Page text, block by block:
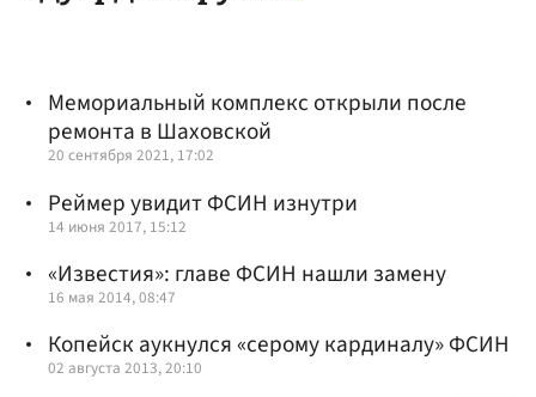
Мемориальный комплекс открыли после
ремонта в Шаховской
20 сентября 2021, 17:02
Реймер увидит ФСИН изнутри
14 июня 2017, 15:12
«Известия»: главе ФСИН нашли замену
16 мая 2014, 08:47
Копейск аукнулся «серому кардиналу» ФСИН
02 августа 2013, 20:10